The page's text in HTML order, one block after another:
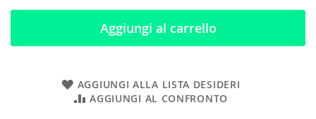
Aggiungi al carrello
AGGIUNGI ALLA LISTA DESIDERI
AGGIUNGI AL CONFRONTO